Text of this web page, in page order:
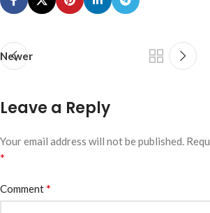
Newer
Leave a Reply
Your email address will not be published.
*
Comment*